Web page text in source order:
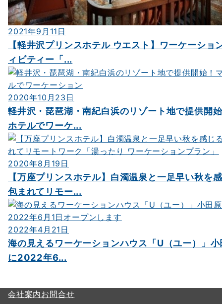
2021年9月11日
【軽井沢プリンスホテル ウエスト】ワーケーショ
ィビティー「...
2020年10月23日
軽井沢・琵琶湖・南紀白浜のリゾート地で提供開
ホテルでワーケ...
2020年8月19日
【万座プリンスホテル】白濁温泉と一足早い秋を
包まれてリモー...
2022年4月21日
海の見えるワーケーションハウス「U（ユー）」
に2022年6...
会社案内お問合せ